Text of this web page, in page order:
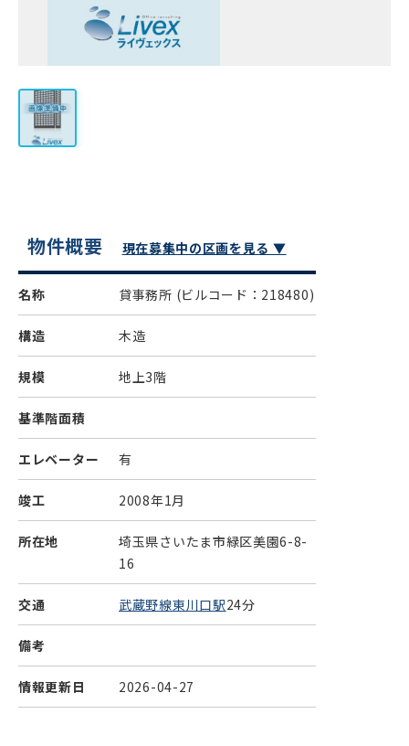
物件概要 現在募集中の区画を見る ▼
名称 貸事務所 (ビルコード：218480)
構造 木造
規模 地上3階
基準階面積
エレベーター 有
竣工 2008年1月
所在地
埼玉県さいたま市緑区美園6-8-
16
交通 武蔵野線東川口駅24分
備考
情報更新日 2026-04-27